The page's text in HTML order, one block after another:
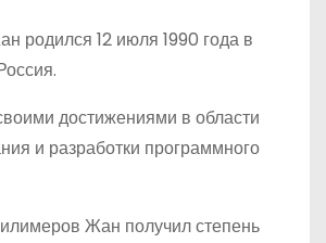
родился 12 июля 1990 года в
достижениями в области
и разработки программного
Жан получил степень